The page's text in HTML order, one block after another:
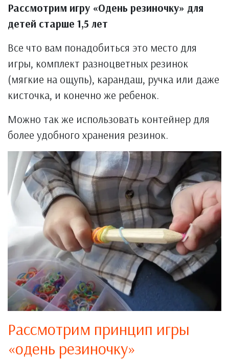
Рассмотрим игру «Одень резиночку» для
детей старше 1,5 лет
Все что вам понадобиться это место для
игры, комплект разноцветных резинок
(мягкие на ощупь), карандаш, ручка или даже
кисточка, и конечно же ребенок.
Можно так же использовать контейнер для
более удобного хранения резинок.
Рассмотрим принцип игры
«одень резиночку»